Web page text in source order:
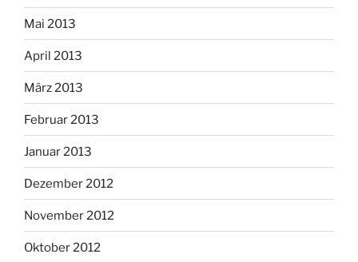
Mai 2013
April 2013
März 2013
Februar 2013
Januar 2013
Dezember 2012
November 2012
Oktober 2012